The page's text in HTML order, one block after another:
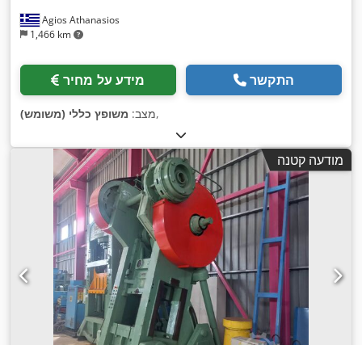
Agios Athanasios
1,466 km
מידע על מחיר התקשר
מצב: משופץ כללי (משומש) ,
מודעה קטנה